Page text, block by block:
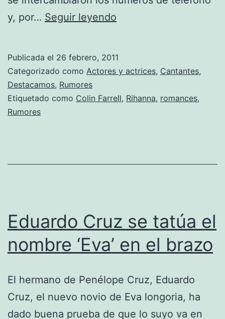
y, por… Seguir leyendo
Farrell,
que
Publicada el 26 febrero, 2011
Categorizado como Actores y actrices, Cantantes,
Destacamos, Rumores
Etiquetado como Colin Farrell, Rihanna, romances,
Rumores
Eduardo Cruz se tatúa el
nombre ‘Eva’ en el brazo
El hermano de Penélope Cruz, Eduardo
Cruz, el nuevo novio de Eva longoria, ha
dado buena prueba de que lo suyo va en